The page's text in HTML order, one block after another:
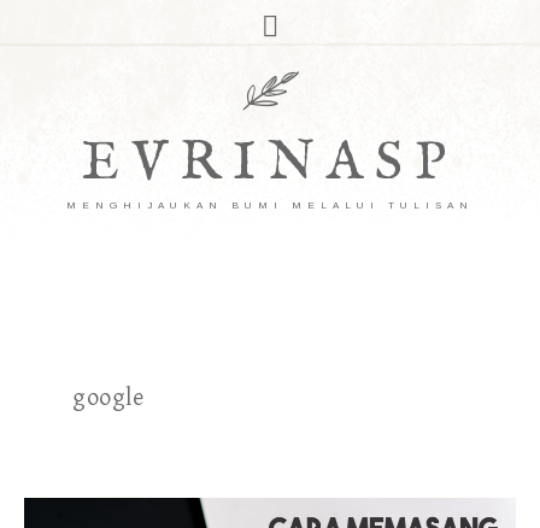
EVRINASP
MENGHIJAUKAN BUMI MELALUI TULISAN
google